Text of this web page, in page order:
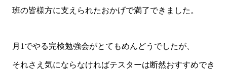
班の皆様方に支えられたおかげで満了できました。
月1でやる完検勉強会がとてもめんどうでしたが、
それさえ気にならなければテスターは断然おすすめでき